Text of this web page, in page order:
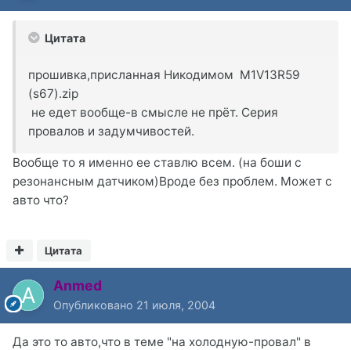
Цитата
прошивка,присланная Никодимом M1V13R59
(s67).zip
не едет вообще-в смысле не прёт. Серия
провалов и задумчивостей.
Вообще то я именно ее ставлю всем. (на боши с
резонансным датчиком)Вроде без проблем. Может с
авто что?
Цитата
Anmed
Опубликовано 21 июля, 2004
Да это то авто,что в теме "на холодную-провал" в